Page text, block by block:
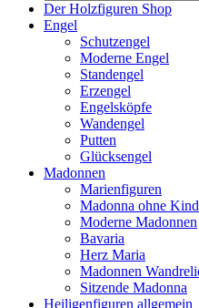
Der Holzfiguren Shop
Engel
Schutzengel
Moderne Engel
Standengel
Erzengel
Engelsköpfe
Wandengel
Putten
Glücksengel
Madonnen
Marienfiguren
Madonna ohne Kind
Moderne Madonnen
Bavaria
Herz Maria
Madonnen
Sitzende Madonna
Heiligenfiguren allgemein